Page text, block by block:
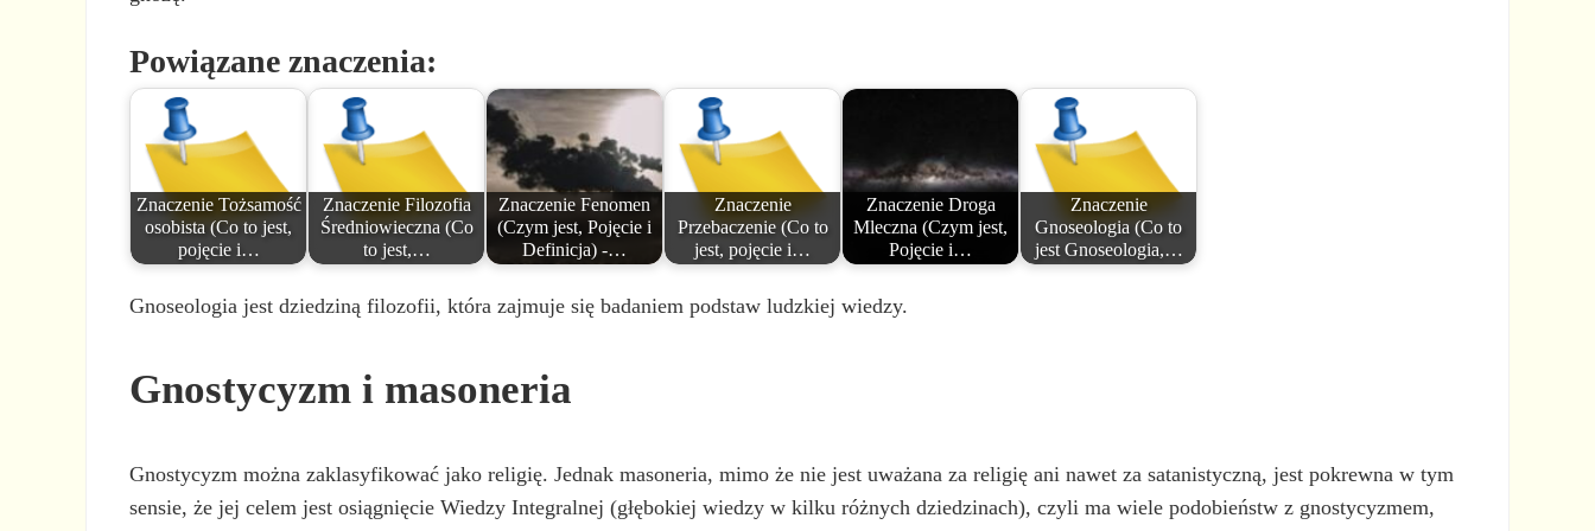
Powiązane znaczenia:
Znaczenie Tożsamość
osobista (Co to jest,
pojęcie i…
Znaczenie Filozofia
Średniowieczna (Co
to jest,…
Znaczenie Fenomen
(Czym jest, Pojęcie i
Definicja) -…
Znaczenie
Przebaczenie (Co to
jest, pojęcie i…
Znaczenie Droga
Mleczna (Czym jest,
Pojęcie i…
Znaczenie
Gnoseologia (Co to
jest Gnoseologia,…
Gnoseologia jest dziedziną filozofii, która zajmuje się badaniem podstaw ludzkiej wiedzy.
Gnostycyzm i masoneria
Gnostycyzm można zaklasyfikować jako religię. Jednak masoneria, mimo że nie jest uważana za religię ani nawet za satanistyczną, jest pokrewna w tym
sensie, że jej celem jest osiągnięcie Wiedzy Integralnej (głębokiej wiedzy w kilku różnych dziedzinach), czyli ma wiele podobieństw z gnostycyzmem,